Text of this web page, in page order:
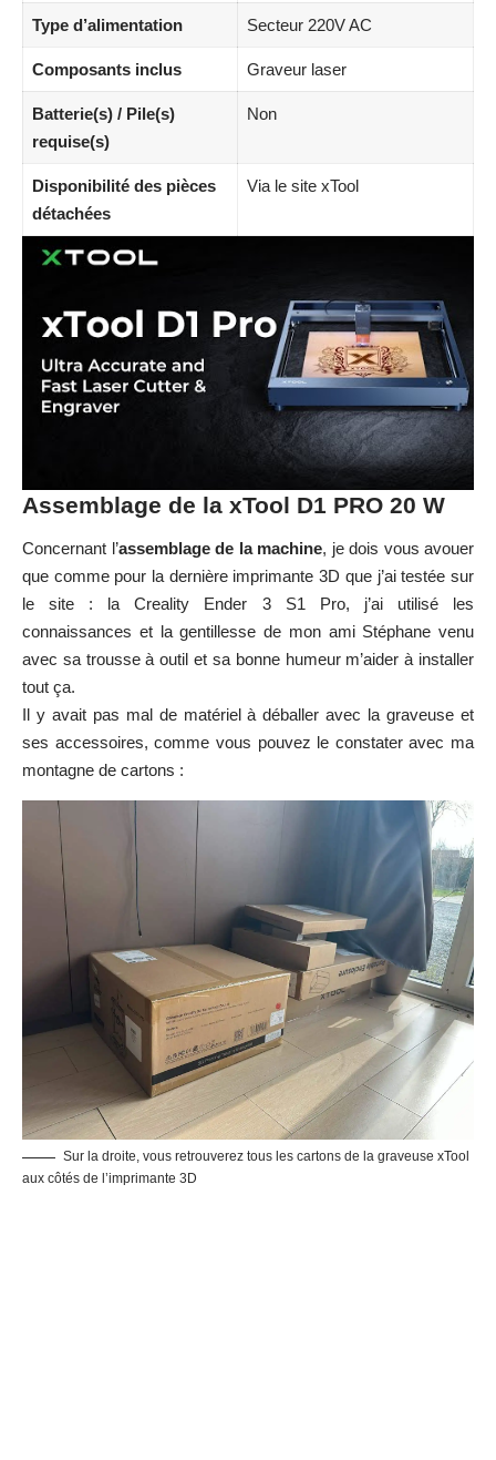
Type d’alimentation Secteur 220V AC
Composants inclus Graveur laser
Batterie(s) / Pile(s)
requise(s)
Non
Disponibilité des pièces
détachées
Via le site xTool
Assemblage de la xTool D1 PRO 20 W
Concernant l’assemblage de la machine, je dois vous avouer
que comme pour la dernière imprimante 3D que j’ai testée sur
le site : laCreality Ender 3 S1 Pro, j’ai utilisé les
connaissances et la gentillesse de mon ami Stéphane venu
avec sa trousse à outil et sa bonne humeur m’aider à installer
tout ça.
Il y avait pas mal de matériel à déballer avec la graveuse et
ses accessoires, comme vous pouvez le constater avec ma
montagne de cartons :
Sur la droite, vous retrouverez tous les cartons de la graveuse xTool
aux côtés de l’imprimante 3D